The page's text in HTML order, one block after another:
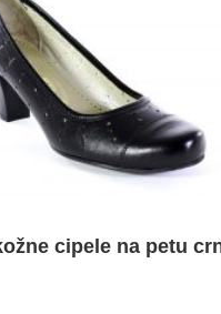
cipele na petu